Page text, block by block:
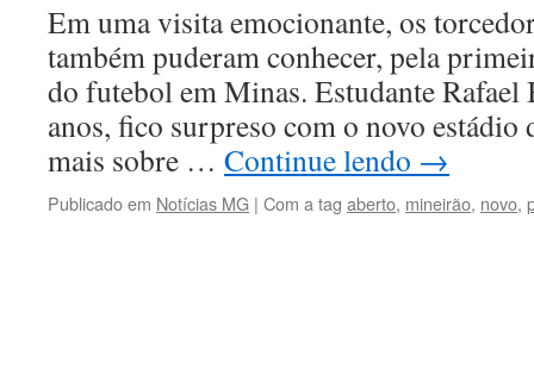
Em uma visita emocionante, os
também puderam conhecer, pela
do futebol em Minas. Estudante
anos, fico surpreso com o novo
mais sobre … Continue lendo →
Publicado em Notícias MG | Com a tag aberto, mineirão, novo,